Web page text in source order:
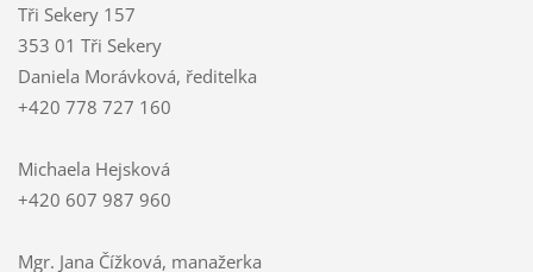
Tři Sekery 157
353 01 Tři Sekery
Daniela Morávková, ředitelka
+420 778 727 160
Michaela Hejsková
+420 607 987 960
Mgr. Jana Čížková, manažerka